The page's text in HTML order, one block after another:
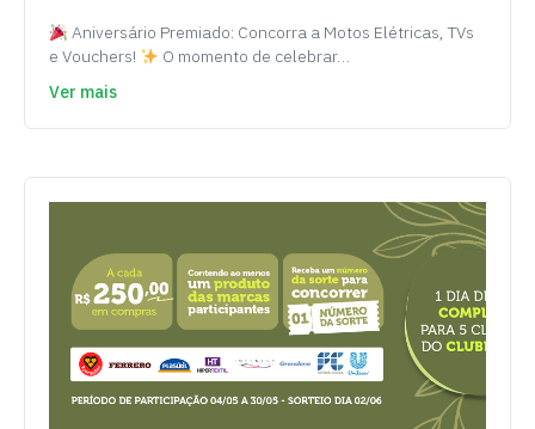
Aniversário Premiado: Concorra a Motos Elétricas, TVs
e Vouchers!
O momento de celebrar…
Ver mais